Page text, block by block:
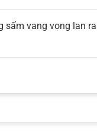
vang vọng lan